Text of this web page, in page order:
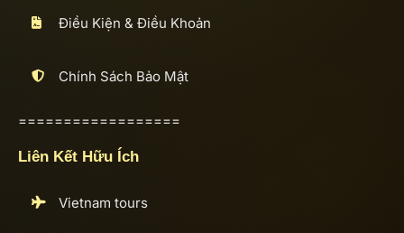
Điều Kiện & Điều Khoản
Chính Sách Bảo Mật
==================
Liên Kết Hữu Ích
Vietnam tours